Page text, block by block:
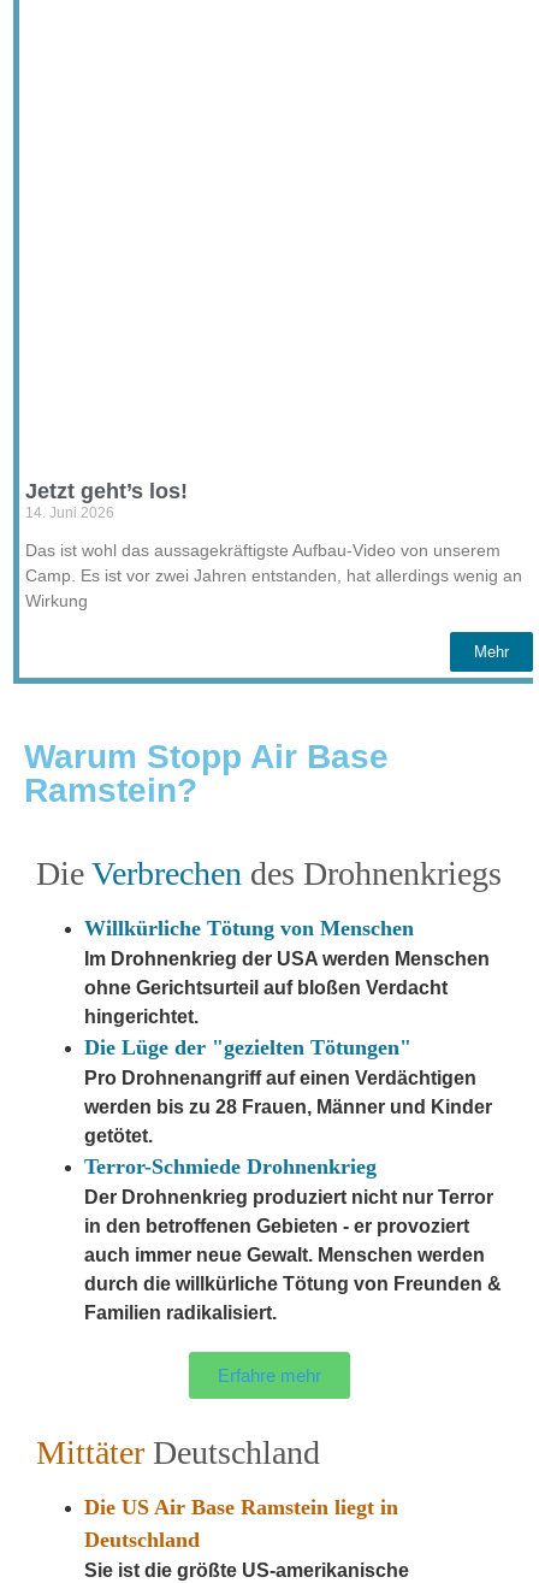
Jetzt geht’s los!
14. Juni 2026
Das ist wohl das aussagekräftigste Aufbau-Video von unserem
Camp. Es ist vor zwei Jahren entstanden, hat allerdings wenig an
Wirkung
Mehr
Warum Stopp Air Base
Ramstein?
DieVerbrechen des Drohnenkriegs
Willkürliche Tötung von Menschen
Im Drohnenkrieg der USA werden Menschen
ohne Gerichtsurteil auf bloßen Verdacht
hingerichtet.
Die Lüge der "gezielten Tötungen"
Pro Drohnenangriff auf einen Verdächtigen
werden bis zu 28 Frauen, Männer und Kinder
getötet.
Terror-Schmiede Drohnenkrieg
Der Drohnenkrieg produziert nicht nur Terror
in den betroffenen Gebieten - er provoziert
auch immer neue Gewalt. Menschen werden
durch die willkürliche Tötung von Freunden &
Familien radikalisiert.
Erfahre mehr
Mittäter Deutschland
Die US Air Base Ramstein liegt in
Deutschland
Sie ist die größte US-amerikanische